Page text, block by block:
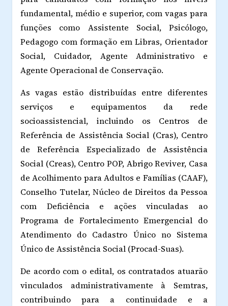
fundamental, médio e superior, com vagas para
funções como Assistente Social, Psicólogo,
Pedagogo com formação em Libras, Orientador
Social, Cuidador, Agente Administrativo e
Agente Operacional de Conservação.
As vagas estão distribuídas entre diferentes
serviços e equipamentos da rede
socioassistencial, incluindo os Centros de
Referência de Assistência Social (Cras), Centro
de Referência Especializado de Assistência
Social (Creas), Centro POP, Abrigo Reviver, Casa
de Acolhimento para Adultos e Famílias (CAAF),
Conselho Tutelar, Núcleo de Direitos da Pessoa
com Deficiência e ações vinculadas ao
Programa de Fortalecimento Emergencial do
Atendimento do Cadastro Único no Sistema
Único de Assistência Social (Procad-Suas).
De acordo com o edital, os contratados atuarão
vinculados administrativamente à Semtras,
contribuindo para a continuidade e a